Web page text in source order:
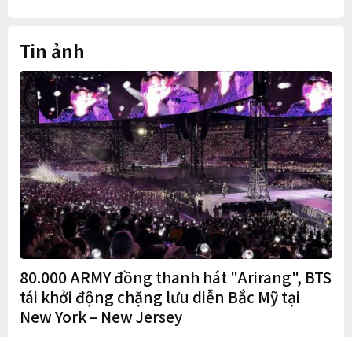
Tin ảnh
80.000 ARMY đồng thanh hát "Arirang", BTS
tái khởi động chặng lưu diễn Bắc Mỹ tại
New York – New Jersey